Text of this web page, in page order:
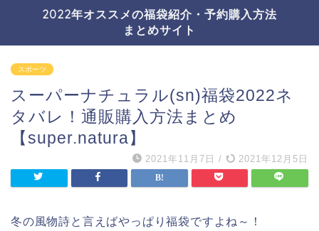
2022年オススメの福袋紹介・予約購入方法
まとめサイト
スポーツ
スーパーナチュラル(sn)福袋2022ネ
タバレ！通販購入方法まとめ
【super.natura】
2021年11月7日 / 2021年12月5日
冬の風物詩と言えばやっぱり福袋ですよね～！